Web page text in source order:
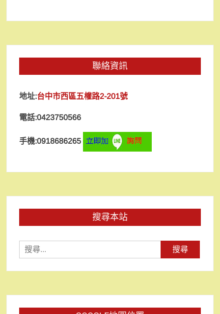
聯絡資訊
地址:台中市西區五權路2-201號
電話:0423750566
手機:0918686265
搜尋本站
尋
關